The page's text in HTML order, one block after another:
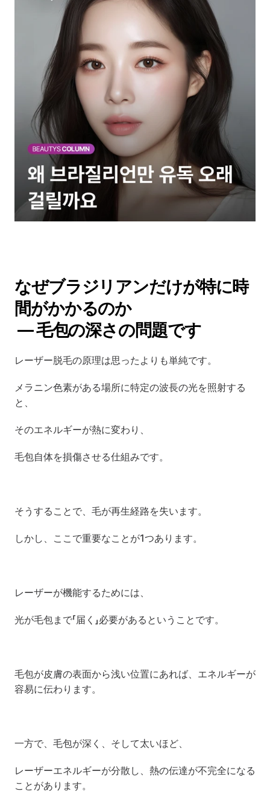
なぜブラジリアンだけが特に時
間がかかるのか
— 毛包の深さの問題です
レーザー脱毛の原理は思ったよりも単純です。
メラニン色素がある場所に特定の波長の光を照射する
と、
そのエネルギーが熱に変わり、
毛包自体を損傷させる仕組みです。
そうすることで、毛が再生経路を失います。
しかし、ここで重要なことが1つあります。
レーザーが機能するためには、
光が毛包まで「届く」必要があるということです。
毛包が皮膚の表面から浅い位置にあれば、エネルギーが
容易に伝わります。
一方で、毛包が深く、そして太いほど、
レーザーエネルギーが分散し、熱の伝達が不完全になる
ことがあります。